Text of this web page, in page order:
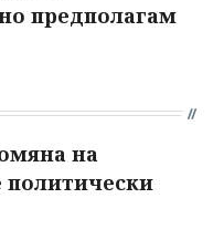
предполагам
на
политически